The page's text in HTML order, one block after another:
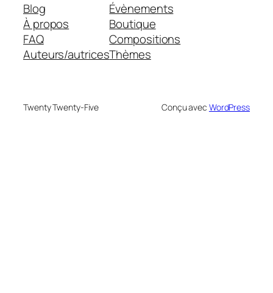
Blog
À propos
FAQ
Auteurs/autrices
Évènements
Boutique
Compositions
Thèmes
Twenty Twenty-Five Conçu avec WordPress